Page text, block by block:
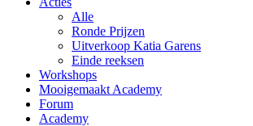
Alle
Ronde Prijzen
Uitverkoop Katia Garens
Einde reeksen
Workshops
Mooigemaakt Academy
Forum
Academy